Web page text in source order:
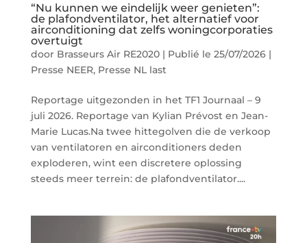
“Nu kunnen we eindelijk weer genieten”:
de plafondventilator, het alternatief voor
airconditioning dat zelfs woningcorporaties
overtuigt
door Brasseurs Air RE2020| Publié le 25/07/2026|
Presse NEER, Presse NL last
Reportage uitgezonden in het TF1 Journaal – 9
juli 2026. Reportage van Kylian Prévost en Jean-
Marie Lucas.Na twee hittegolven die de verkoop
van ventilatoren en airconditioners deden
exploderen, wint een discretere oplossing
steeds meer terrein: de plafondventilator....